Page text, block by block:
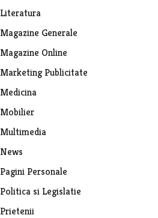
Literatura
Magazine Generale
Magazine Online
Marketing Publicitate
Medicina
Mobilier
Multimedia
News
Pagini Personale
Politica si Legislatie
Prietenii